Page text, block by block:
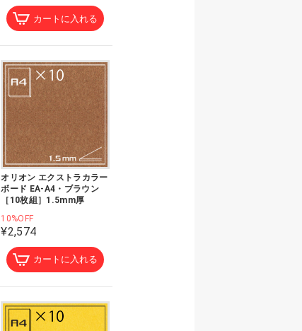
カートに入れる
オリオン エクストラカラー
ボード EA-A4・ブラウン
［10枚組］1.5mm厚
10%OFF
¥2,574
カートに入れる